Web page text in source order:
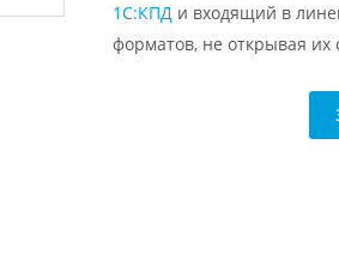
1С:КПД и входящий в
форматов, не открывая их